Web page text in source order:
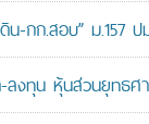
ก.สอบ” ม.157 ป
ลงทุน หุ้นส่วนยุทธศ